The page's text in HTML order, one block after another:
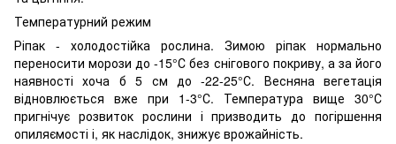
Температурний режим
Ріпак - холодостійка рослина. Зимою ріпак нормально
переносити морози до -15°С без снігового покриву, а за його
наявності хоча б 5 см до -22-25°С. Весняна вегетація
відновлюється вже при 1-3°С. Температура вище 30°С
пригнічує розвиток рослини і призводить до погіршення
опиляємості і, як наслідок, знижує врожайність.